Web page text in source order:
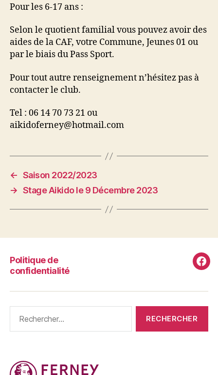
Pour les 6-17 ans :
Selon le quotient familial vous pouvez avoir des
aides de la CAF, votre Commune, Jeunes 01 ou
par le biais du Pass Sport.
Pour tout autre renseignement n’hésitez pas à
contacter le club.
Tel : 06 14 70 73 21 ou
aikidoferney@hotmail.com
← Saison 2022/2023
→ Stage Aikido le 9 Décembre 2023
Politique de
confidentialité